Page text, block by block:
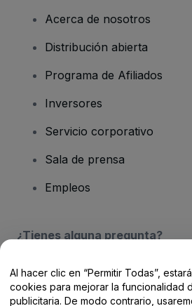
Acerca de nosotros
Distribución abierta
Programa de Afiliados
Inversores
Servicio corporativo
Sala de prensa
Empleos
¿Tienes alguna pregunta?
Centro de Ayuda /
Al hacer clic en “Permitir Todas”,
cookies para mejorar la funcionalidad
publicitaria. De modo contrario,